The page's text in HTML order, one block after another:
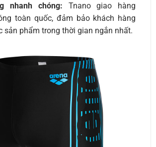
nhanh chóng: Tnano giao hàng
toàn quốc, đảm bảo khách hàng
sản phẩm trong thời gian ngắn nhất.